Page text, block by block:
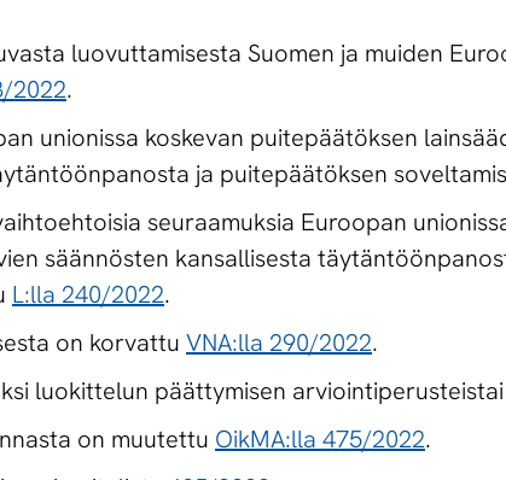
luovuttamisesta Suomen ja muiden
2022.
unionissa koskevan puitepäätöksen
ja puitepäätöksen
seuraamuksia Euroopan
säännösten kansallisesta
L:lla 240/2022.
on korvattu VNA:lla 290/2022.
luokittelun päättymisen arviointiperusteistai
on muutettu OikMA:lla 475/2022.